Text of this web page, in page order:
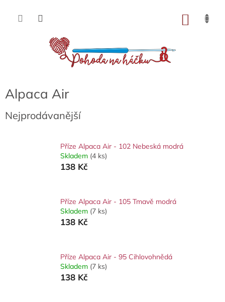
obsah
Alpaca Air
Nejprodávanější
Příze Alpaca Air - 102 Nebeská modrá
Skladem (4 ks)
138 Kč
Příze Alpaca Air - 105 Tmavě modrá
Skladem (7 ks)
138 Kč
Příze Alpaca Air - 95 Cihlovohnědá
Skladem (7 ks)
138 Kč